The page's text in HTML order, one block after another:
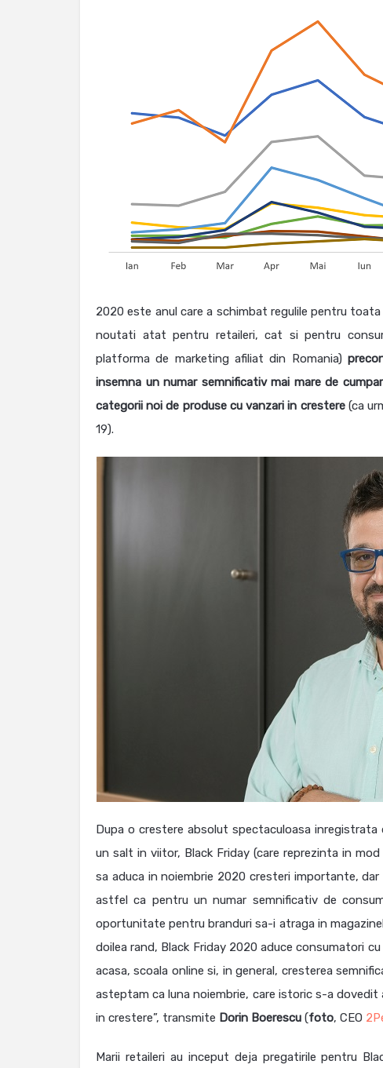
2020 este anul care a schimbat regulile pentru toata
noutati atat pentru retaileri, cat si pentru
platforma de marketing afiliat din Romania)
insemna un numar semnificativ mai mare de
categorii noi de produse cu vanzari in crestere(ca
19).
Dupa o crestere absolut spectaculoasa
un salt in viitor, Black Friday (care reprezinta in
sa aduca in noiembrie 2020 cresteri importante,
astfel ca pentru un numar semnificativ de
oportunitate pentru branduri sa-i atraga in
doilea rand, Black Friday 2020 aduce consumatori
acasa, scoala online si, in general, cresterea
asteptam ca luna noiembrie, care istoric s-a
in crestere”, transmite Dorin Boerescu (foto, CEO
Marii retaileri au inceput deja pregatirile pentru